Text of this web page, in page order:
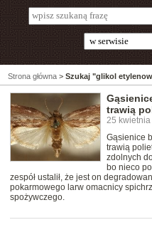
Strona główna > Szukaj "glikol
trawią
25 kwietnia
Gąsienice
trawią
zdolnych
bo nieco
zespół ustalił, że jest on
pokarmowego larw omacnicy
spożywczego.